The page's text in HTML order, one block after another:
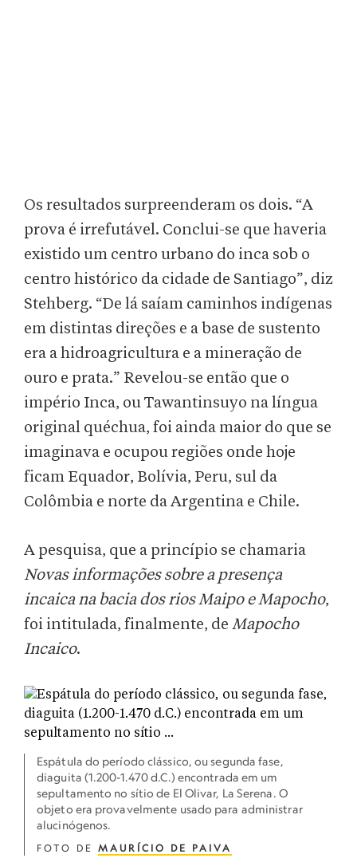
Os resultados surpreenderam os dois. “A
prova é irrefutável. Conclui-se que haveria
existido um centro urbano do inca sob o
centro histórico da cidade de Santiago”, diz
Stehberg. “De lá saíam caminhos indígenas
em distintas direções e a base de sustento
era a hidroagricultura e a mineração de
ouro e prata.” Revelou-se então que o
império Inca, ou Tawantinsuyo na língua
original quéchua, foi ainda maior do que se
imaginava e ocupou regiões onde hoje
ficam Equador, Bolívia, Peru, sul da
Colômbia e norte da Argentina e Chile.
A pesquisa, que a princípio se chamaria
Novas informações sobre a presença
incaica na bacia dos rios Maipo e Mapocho,
foi intitulada, finalmente, de Mapocho
Incaico.
Espátula do período clássico, ou segunda fase,
diaguita (1.200-1.470 d.C.) encontrada em um
sepultamento no sítio de El Olivar, La Serena. O
objeto era provavelmente usado para administrar
alucinógenos.
FOTO DE MAURÍCIO DE PAIVA